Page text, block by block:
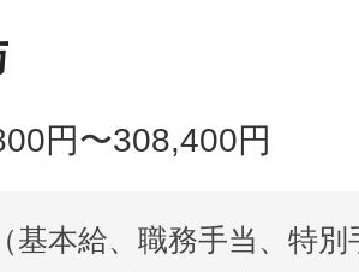
円〜308,400円
本給、職務手当、特別